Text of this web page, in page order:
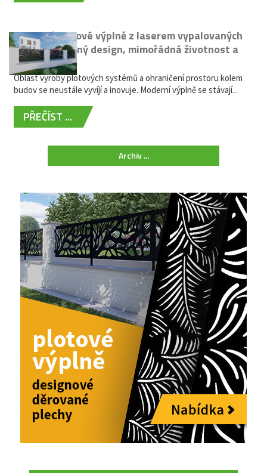
Moderní plotové výplně z laserem vypalovaných
kovů: výjimečný design, mimořádná životnost a
žádná údržba
Oblast výroby plotových systémů a ohraničení prostoru kolem
budov se neustále vyvíjí a inovuje. Moderní výplně se stávají...
PŘEČÍST ...
Archiv ...